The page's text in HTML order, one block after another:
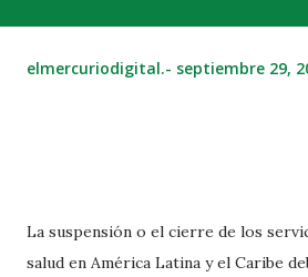
elmercuriodigital.- septiembre 29,
La suspensión o el cierre de los
salud en América Latina y el Caribe